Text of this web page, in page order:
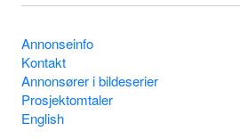
Annonseinfo
Kontakt
Annonsører i bildeserier
Prosjektomtaler
English